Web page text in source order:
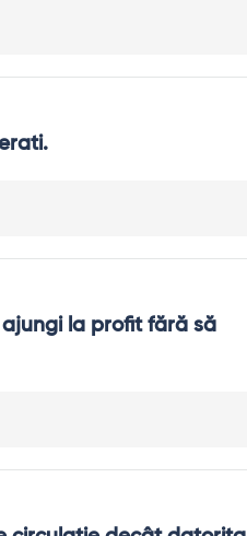
la profit fără să